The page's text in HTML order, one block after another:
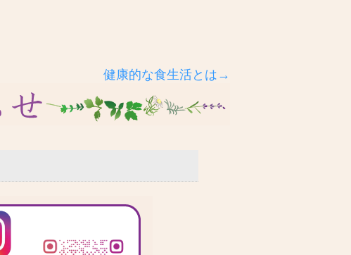
健康的な食生活とは→